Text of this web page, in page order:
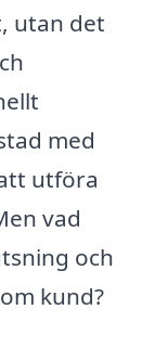
utan det
med
utföra
vad
och
kund?